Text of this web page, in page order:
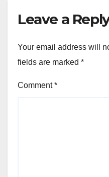
Leave a
Your email address will
fields are marked *
Comment*